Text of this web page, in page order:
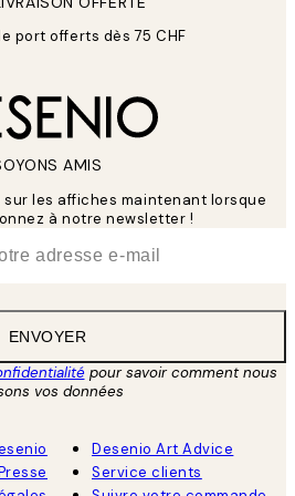
port offerts dès 75 CHF
AMIS
sur les affiches maintenant lorsque
à notre newsletter !
ENVOYER
pour savoir comment nous
vos données
Desenio Art Advice
Service clients